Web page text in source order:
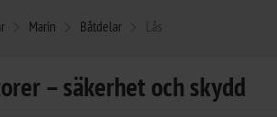
Marin Båtdelar Lås
– säkerhet och skydd